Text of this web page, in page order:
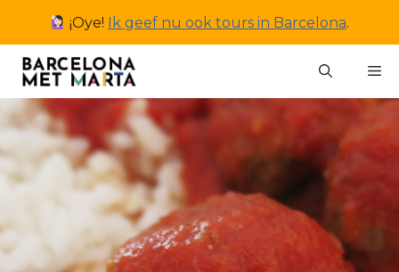
inhoud
¡Oye! Ik geef nu ook tours in Barcelona.